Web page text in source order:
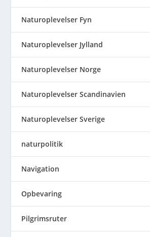
Naturoplevelser Fyn
Naturoplevelser Jylland
Naturoplevelser Norge
Naturoplevelser Scandinavien
Naturoplevelser Sverige
naturpolitik
Navigation
Opbevaring
Pilgrimsruter